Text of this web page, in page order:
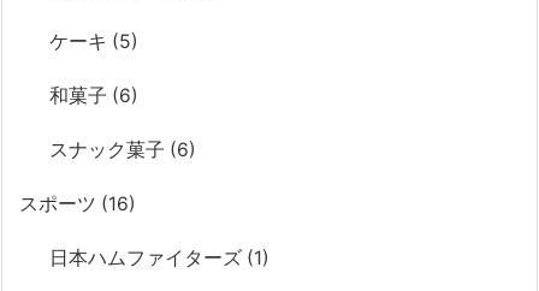
ケーキ (5)
和菓子 (6)
スナック菓子 (6)
スポーツ (16)
日本ハムファイターズ (1)